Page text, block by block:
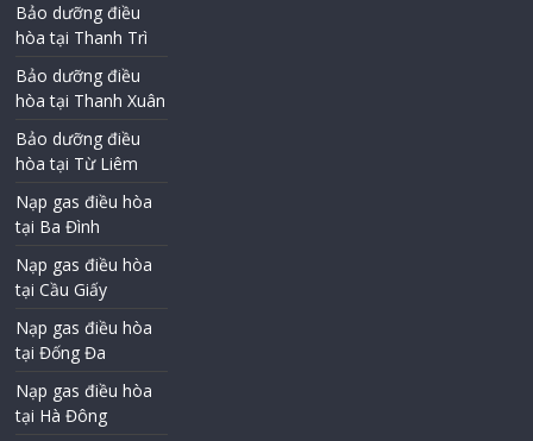
Bảo dưỡng điều
hòa tại Thanh Trì
Bảo dưỡng điều
hòa tại Thanh Xuân
Bảo dưỡng điều
hòa tại Từ Liêm
Nạp gas điều hòa
tại Ba Đình
Nạp gas điều hòa
tại Cầu Giấy
Nạp gas điều hòa
tại Đống Đa
Nạp gas điều hòa
tại Hà Đông